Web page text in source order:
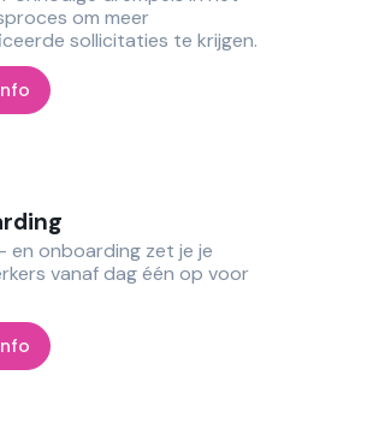
om meer
sollicitaties te krijgen.
en onboarding zet je je
vanaf dag één op voor